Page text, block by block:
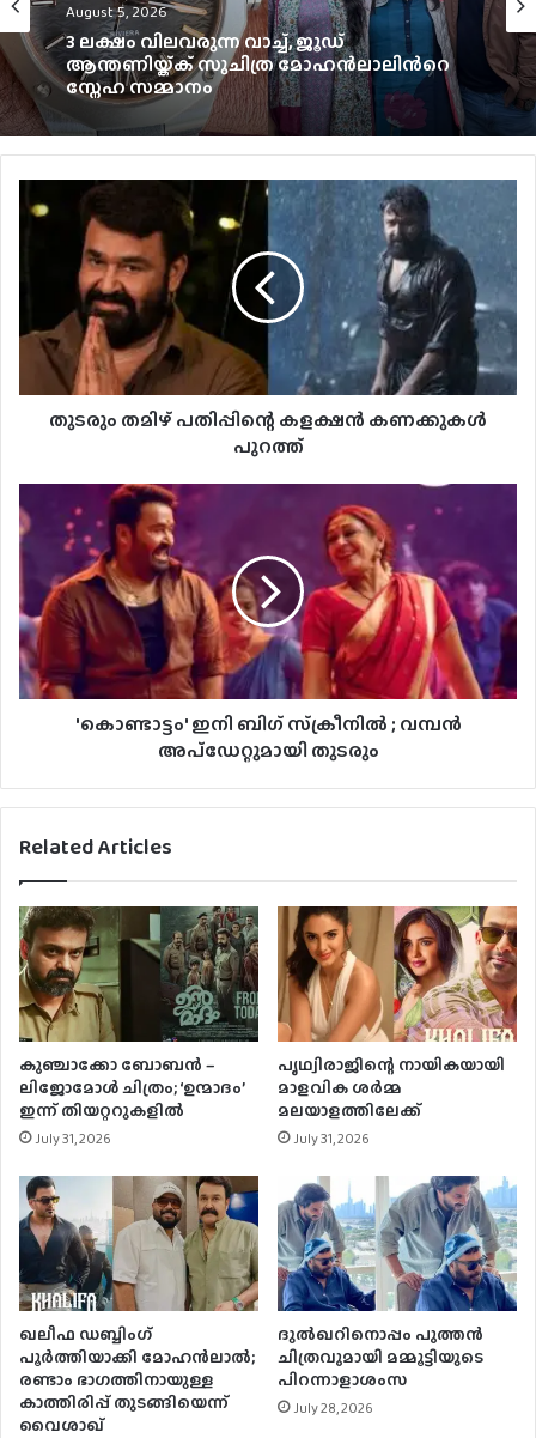
Malayalam
August 5, 2026
3 ലക്ഷം വിലവരുന്ന വാച്ച്, ജൂഡ്
ആന്തണിയ്ക്ക് സുചിത്ര മോഹൻലാലിൻറെ
സ്നേഹ സമ്മാനം
August 4, 2026
ഞെട്ടിക്കാൻ ഉർവശിയും ജോജുവും,
‘ആശ’യുടെ പോസ്റ്റർ പുറത്ത്; റിലീസ്
സെപ്റ്റംബർ 4-ന്
തുടരും തമിഴ് പതിപ്പിന്റെ കളക്ഷൻ കണക്കുകൾ
പുറത്ത്
'കൊണ്ടാട്ടം' ഇനി ബിഗ് സ്‌ക്രീനിൽ ; വമ്പൻ
അപ്‌ഡേറ്റുമായി തുടരും
Related Articles
കുഞ്ചാക്കോ ബോബന്‍ –
ലിജോമോള്‍ ചിത്രം; ‘ഉന്മാദം’
ഇന്ന് തിയറ്ററുകളില്‍
July 31, 2026
പൃഥ്വിരാജിന്റെ നായികയായി
മാളവിക ശര്‍മ്മ
മലയാളത്തിലേക്ക്
July 31, 2026
ഖലീഫ ഡബ്ബിംഗ്
പൂർത്തിയാക്കി മോഹൻലാൽ;
രണ്ടാം ഭാഗത്തിനായുള്ള
കാത്തിരിപ്പ് തുടങ്ങിയെന്ന്
വൈശാഖ്
ദുൽഖറിനൊപ്പം പുത്തൻ
ചിത്രവുമായി മമ്മൂട്ടിയുടെ
പിറന്നാളാശംസ
July 28, 2026